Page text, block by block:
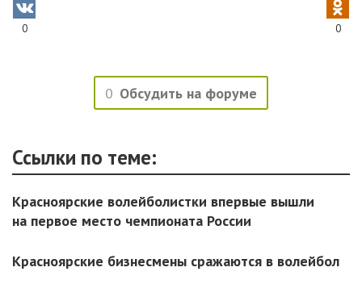
0 0
0 Обсудить на форуме
Ссылки по теме:
Красноярские волейболистки впервые вышли
на первое место чемпионата России
Красноярские бизнесмены сражаются в волейбол